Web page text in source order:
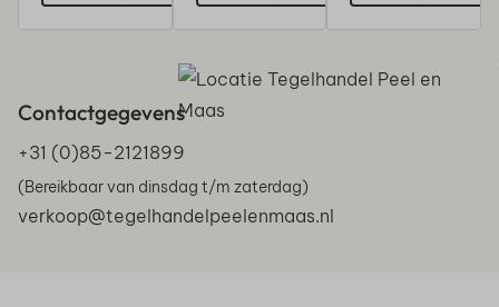
Contactgegevens
+31 (0)85-2121899
(Bereikbaar van dinsdag t/m zaterdag)
verkoop@tegelhandelpeelenmaas.nl